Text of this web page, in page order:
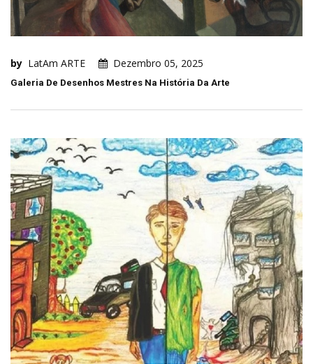
by LatAm ARTE Dezembro 05, 2025
Galeria De Desenhos Mestres Na História Da Arte